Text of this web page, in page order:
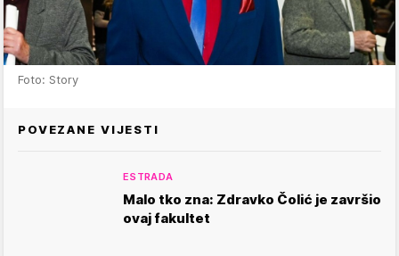
Foto: Story
POVEZANE VIJESTI
ESTRADA
Malo tko zna: Zdravko Čolić je završio
ovaj fakultet